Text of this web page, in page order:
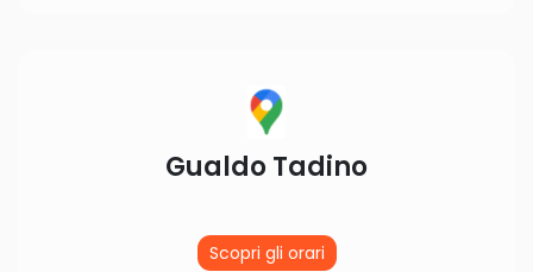
Gualdo Tadino
Scopri gli orari